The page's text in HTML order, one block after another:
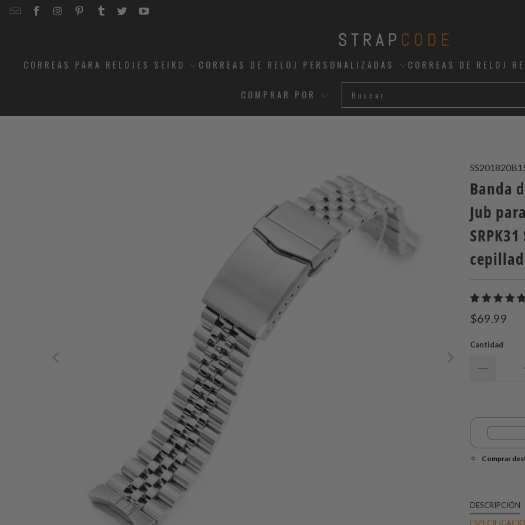
EMAILSTRAPCODE
STRAPCODE
STRAPCODE
STRAPCODE
STRAPCODE
STRAPCODE
CORREAS PARA RELOJES SEIKO CORREAS DE RELOJ PERSONALIZADAS CORREAS DE RELOJ
COMPRAR POR
Banda
Jub
$69.99
Cantidad
Comprar
DESCRIPCIÓN